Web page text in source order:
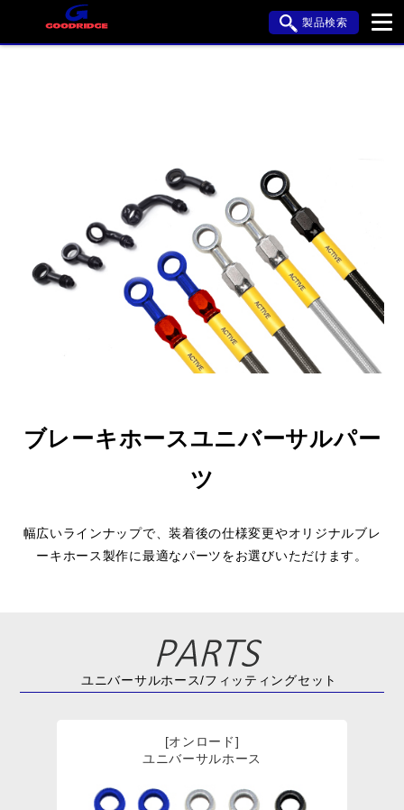
製品検索
APRILIA BMW
DUCATI HARLEY DAVIDSON
HYOSUNG
閉じる
ブレーキホースユニバーサルパー
ツ
幅広いラインナップで、装着後の仕様変更やオリジナルブレ
ーキホース製作に最適なパーツをお選びいただけます。
ユニバーサルホース/フィッティングセット
[オンロード]
ユニバーサルホース